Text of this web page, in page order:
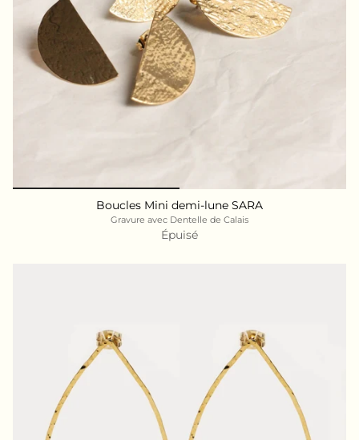
Boucles Mini demi-lune SARA
Gravure avec Dentelle de Calais
Épuisé